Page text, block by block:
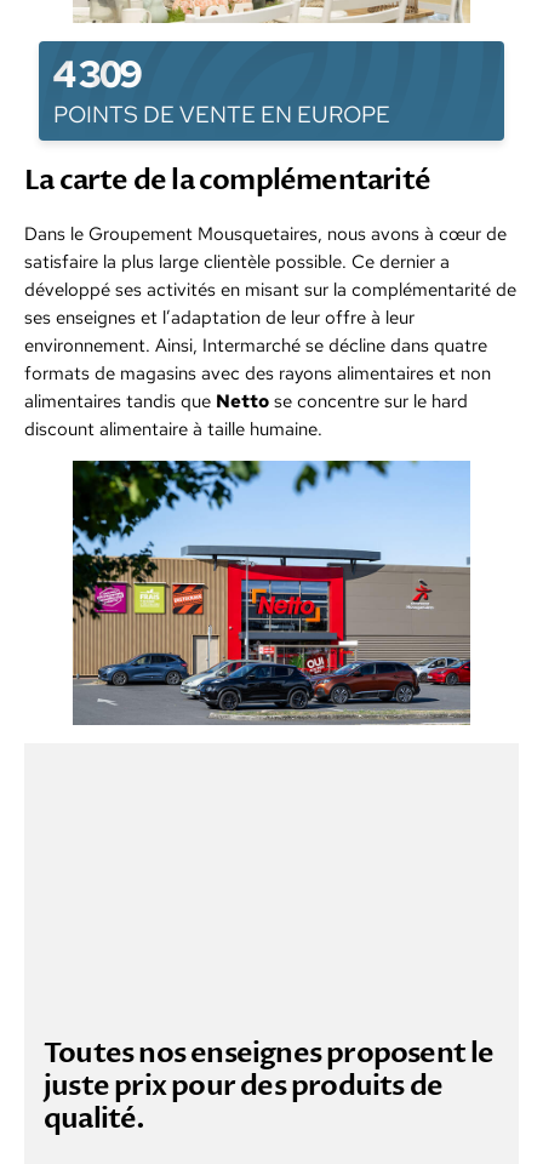
4 309
POINTS DE VENTE EN EUROPE
La carte de la complémentarité
Dans le Groupement Mousquetaires, nous avons à cœur de
satisfaire la plus large clientèle possible. Ce dernier a
développé ses activités en misant sur la complémentarité de
ses enseignes et l’adaptation de leur offre à leur
environnement. Ainsi, Intermarché se décline dans quatre
formats de magasins avec des rayons alimentaires et non
alimentaires tandis que Netto se concentre sur le hard
discount alimentaire à taille humaine.
Toutes nos enseignes proposent le
juste prix pour des produits de
qualité.